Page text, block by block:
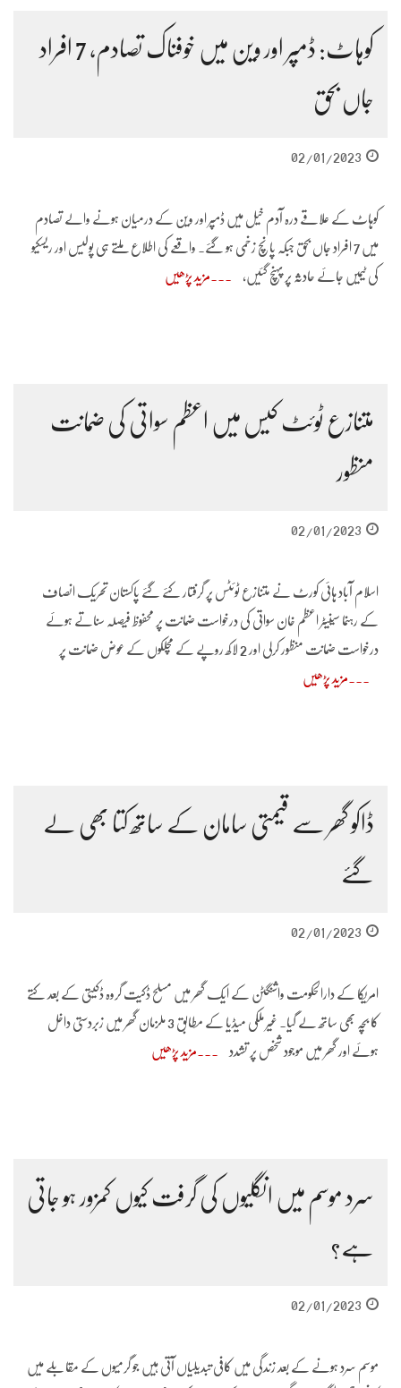
کوہاٹ: ڈمپر اور وین میں خوفناک تصادم، 7 افراد
جاں بحق
02/01/2023
کوہاٹ کے علاقے درہ آدم خیل میں ڈمپر اور وین کے درمیان ہونے والے تصادم
میں 7 افراد جاں بحق جبکہ پانچ زخمی ہو گئے۔ واقعے کی اطلاع ملتے ہی پولیس اور ریسکیو
کی ٹیمیں جائے حادثہ پر پہنچ گئیں، مزید پڑھیں
متنازع ٹوئٹ کیس میں اعظم سواتی کی ضمانت
منظور
02/01/2023
اسلام آباد ہائی کورٹ نے متنازع ٹوئٹس پر گرفتار کئے گئے پاکستان تحریک انصاف
کے رہنما سینیٹر اعظم خان سواتی کی درخواست ضمانت پر محفوظ فیصلہ سناتے ہوئے
درخواست ضمانت منظور کرلی اور 2 لاکھ روپے کے مچلکوں کے عوض ضمانت پر
مزید پڑھیں
ڈاکو گھر سے قیمتی سامان کے ساتھ کتا بھی لے
گئے
02/01/2023
امریکا کے دارالحکومت واشنگٹن کے ایک گھر میں مسلح ڈکیت گروہ ڈکیتی کے بعد کتے
کا بچہ بھی ساتھ لے گیا۔ غیر ملکی میڈیا کے مطابق 3 ملزمان گھر میں زبردستی داخل
ہوئے اور گھر میں موجود شخص پر تشدد مزید پڑھیں
سرد موسم میں انگلیوں کی گرفت کیوں کمزور ہو جاتی
ہے؟
02/01/2023
موسم سرد ہونے کے بعد زندگی میں کافی تبدیلیاں آتی ہیں جو گرمیوں کے مقابلے میں